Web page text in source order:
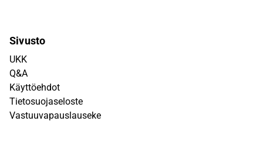
Sivusto
UKK
Q&A
Käyttöehdot
Tietosuojaseloste
Vastuuvapauslauseke